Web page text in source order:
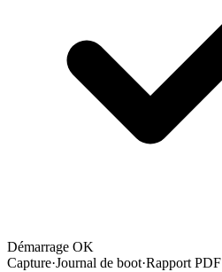
Démarrage OK
Capture·Journal de boot·Rapport PDF